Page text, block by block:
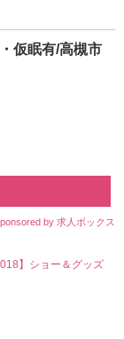
仮眠有/高槻市
by 求人ボックス
】ショー＆グッズ